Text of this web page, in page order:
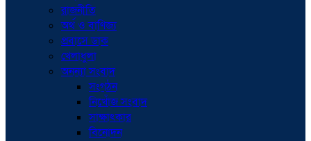
রাজনীতি
অর্থ ও বাণিজ্য
প্রবাসে ডাক
খেলাধুলা
অনন্যা সংবাদ
সংগঠন
নিখোঁজ সংবাদ
সাক্ষাৎকার
বিনোদন